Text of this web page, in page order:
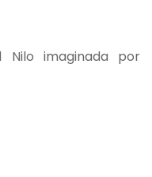
imaginada por